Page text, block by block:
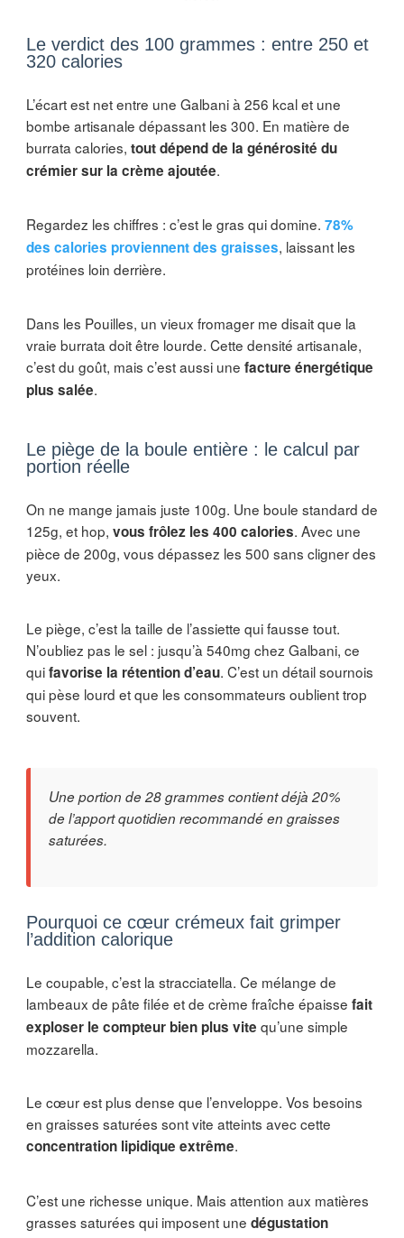
Le verdict des 100 grammes : entre 250 et
320 calories
L’écart est net entre une Galbani à 256 kcal et une
bombe artisanale dépassant les 300. En matière de
burrata calories, tout dépend de la générosité du
crémier sur la crème ajoutée.
Regardez les chiffres : c’est le gras qui domine. 78%
des calories proviennent des graisses, laissant les
protéines loin derrière.
Dans les Pouilles, un vieux fromager me disait que la
vraie burrata doit être lourde. Cette densité artisanale,
c’est du goût, mais c’est aussi une facture énergétique
plus salée.
Le piège de la boule entière : le calcul par
portion réelle
On ne mange jamais juste 100g. Une boule standard de
125g, et hop, vous frôlez les 400 calories. Avec une
pièce de 200g, vous dépassez les 500 sans cligner des
yeux.
Le piège, c’est la taille de l’assiette qui fausse tout.
N’oubliez pas le sel : jusqu’à 540mg chez Galbani, ce
quifavorise la rétention d’eau. C’est un détail sournois
qui pèse lourd et que les consommateurs oublient trop
souvent.
Une portion de 28 grammes contient déjà 20%
de l’apport quotidien recommandé en graisses
saturées.
Pourquoi ce cœur crémeux fait grimper
l’addition calorique
Le coupable, c’est la stracciatella. Ce mélange de
lambeaux de pâte filée et de crème fraîche épaisse fait
exploser le compteur bien plus vite qu’une simple
mozzarella.
Le cœur est plus dense que l’enveloppe. Vos besoins
en graisses saturées sont vite atteints avec cette
concentration lipidique extrême.
C’est une richesse unique. Mais attention aux matières
grasses saturées qui imposent une dégustation